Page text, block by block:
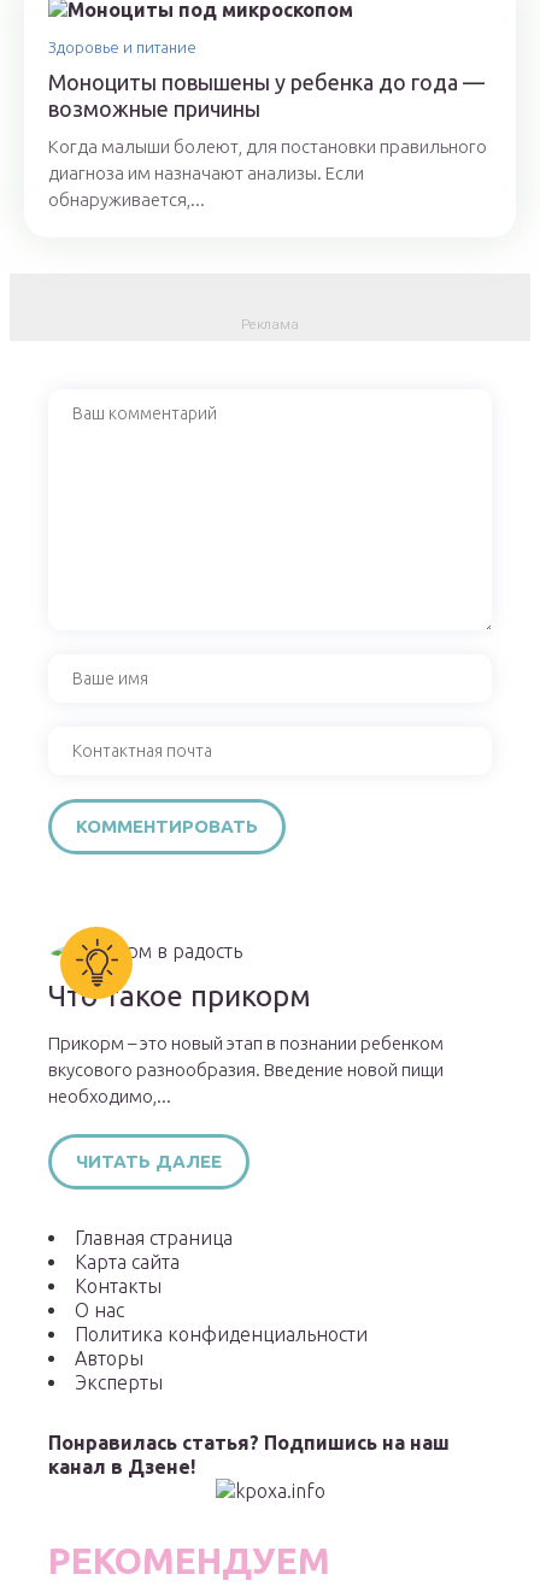
Здоровье и питание
Моноциты повышены у ребенка до года —
возможные причины
Когда малыши болеют, для постановки правильного
диагноза им назначают анализы. Если
обнаруживается,...
Что такое прикорм
Прикорм – это новый этап в познании ребенком
вкусового разнообразия. Введение новой пищи
необходимо,...
ЧИТАТЬ ДАЛЕЕ
Главная страница
Карта сайта
Контакты
О нас
Политика конфиденциальности
Авторы
Эксперты
Понравилась статья? Подпишись на наш
канал в Дзене!
РЕКОМЕНДУЕМ